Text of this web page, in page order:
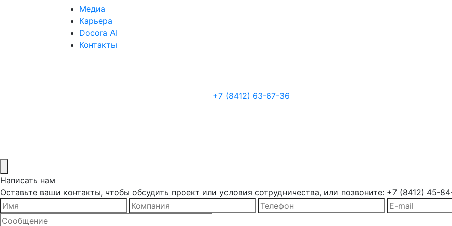
Медиа
Карьера
Docora AI
Контакты
+7 (8412) 63-67-36
Написать нам
Оставьте ваши контакты, чтобы обсудить проект или условия сотрудничества, или позвоните: +7 (8412) 45-